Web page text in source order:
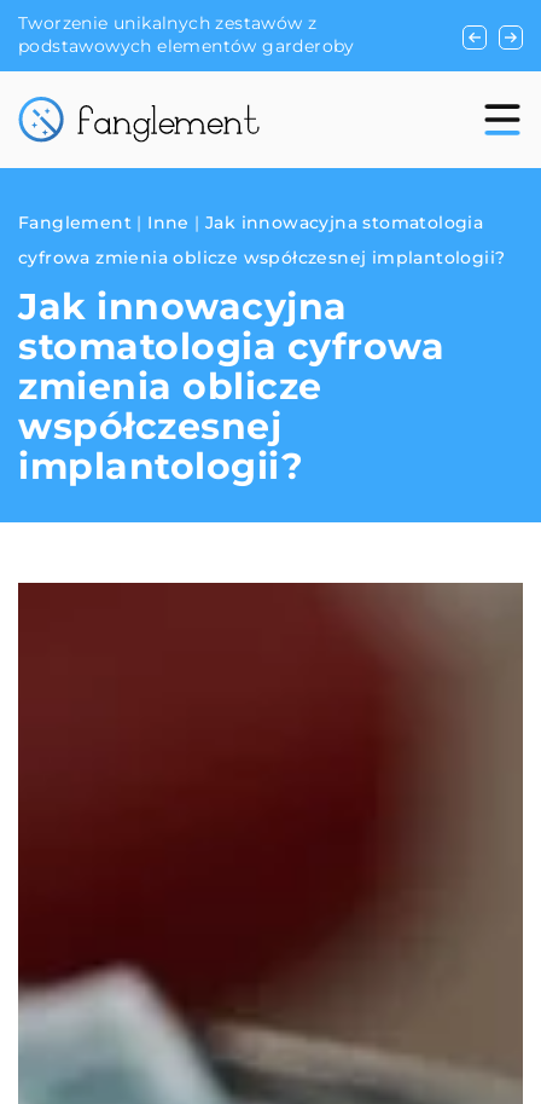
unikalnych zestawów z
elementów garderoby
Jak wykorzystać
zwiększenia
Fanglement | Inne |Jak innowacyjna stomatologia
cyfrowa zmienia oblicze współczesnej implantologii?
Jak innowacyjna
stomatologia cyfrowa
zmienia oblicze
współczesnej
implantologii?